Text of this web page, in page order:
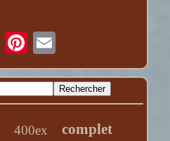
400ex complet